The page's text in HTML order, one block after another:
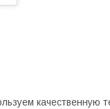
качественную